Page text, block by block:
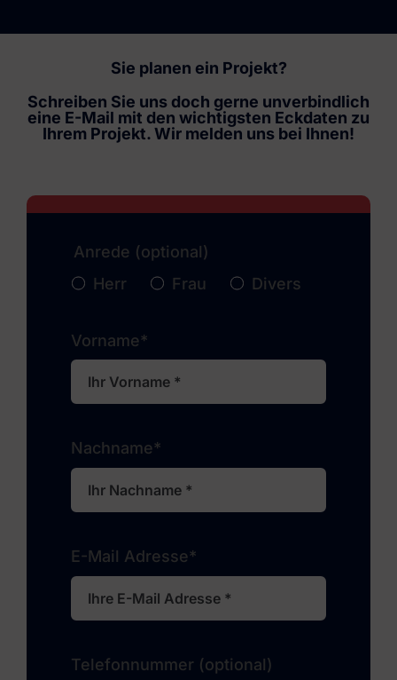
Sie planen ein Projekt?
Schreiben Sie uns doch gerne unverbindlich
eine E-Mail mit den wichtigsten Eckdaten zu
Ihrem Projekt. Wir melden uns bei Ihnen!
Anrede (optional)
Herr
Frau Divers
Vorname*
Nachname*
E-Mail Adresse*
Telefonnummer (optional)